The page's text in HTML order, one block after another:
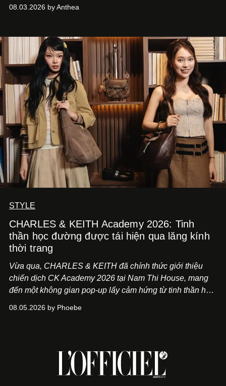
08.03.2026 by Anthea
STYLE
CHARLES & KEITH Academy 2026: Tinh
thần học đường được tái hiện qua lăng kính
thời trang
Vừa qua, CHARLES & KEITH đã chính thức giới thiệu
chiến dịch CK Academy 2026 tại Nam Thi House, mang
đến một không gian pop-up lấy cảm hứng từ tinh thần học
sống của thế hệ Gen Z giao thoa trong một trải nghiệm đa
08.05.2026 by Phoebe